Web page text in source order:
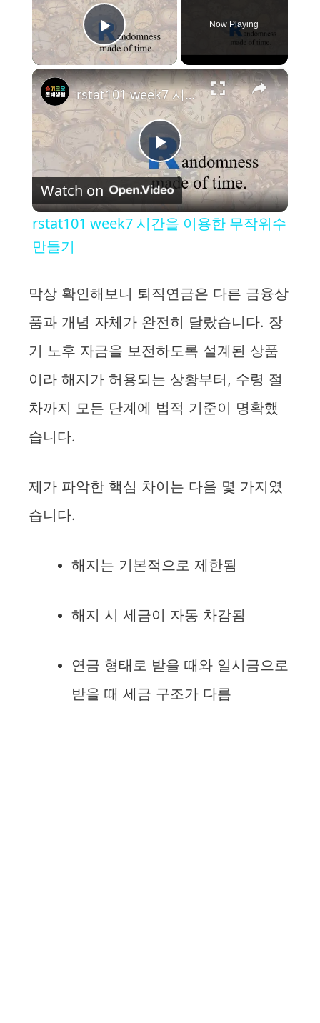
Play Video
Now Playing
×
P
l
y
V
i
d
rstat101 week7 시간을 이용한 무작위수 만들기
Watch on
rstat101 week7 시간을 이용한 무작위수
만들기
막상 확인해보니 퇴직연금은 다른 금융상
품과 개념 자체가 완전히 달랐습니다. 장
기 노후 자금을 보전하도록 설계된 상품
이라 해지가 허용되는 상황부터, 수령 절
차까지 모든 단계에 법적 기준이 명확했
습니다.
제가 파악한 핵심 차이는 다음 몇 가지였
습니다.
해지는 기본적으로 제한됨
해지 시 세금이 자동 차감됨
연금 형태로 받을 때와 일시금으로
받을 때 세금 구조가 다름